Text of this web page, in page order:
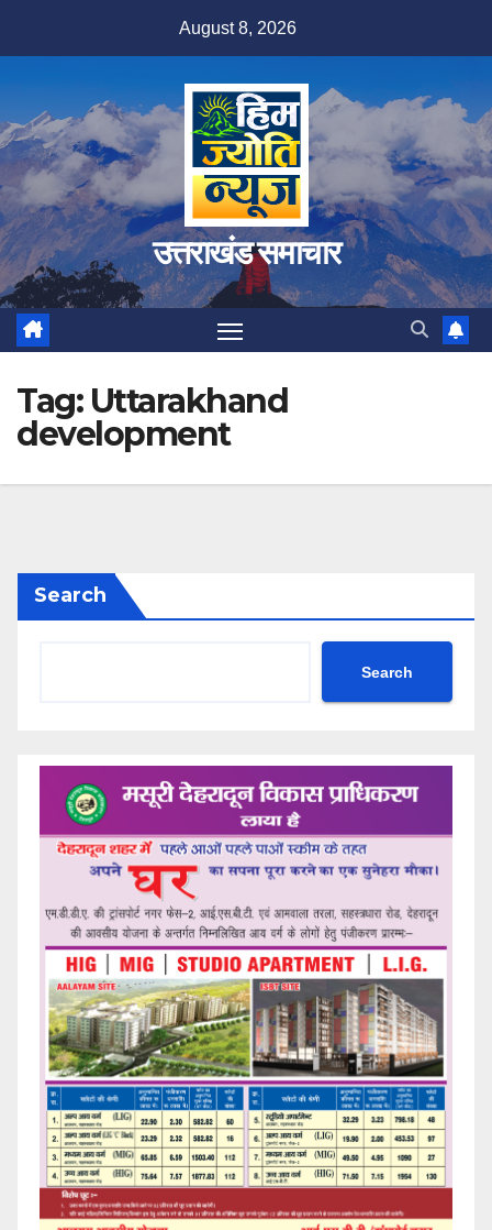
August 8, 2026
उत्तराखंड समाचार
Tag: Uttarakhand
development
Search
Search